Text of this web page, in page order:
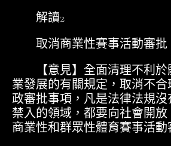
解讀2
取消商業性賽事活動審批
【意見】全面清理不利於
業發展的有關規定，取消不合
政審批事項，凡是法律法規沒
禁入的領域，都要向社會開放
商業性和群眾性體育賽事活動